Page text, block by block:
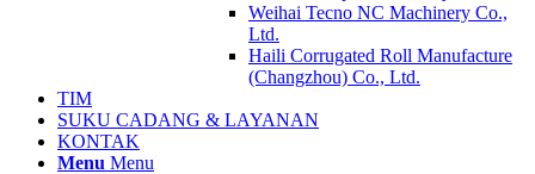
Weihai Tecno NC Machinery Co.,
Ltd.
Haili Corrugated Roll Manufacture
(Changzhou) Co., Ltd.
TIM
SUKU CADANG & LAYANAN
KONTAK
Menu Menu